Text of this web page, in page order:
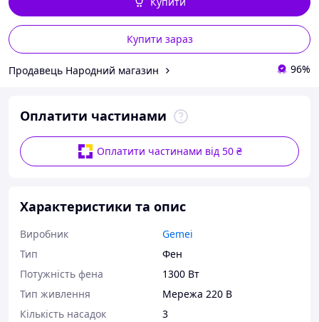
Купити зараз
Продавець Народний магазин 96%
Оплатити частинами
Оплатити частинами від 50 ₴
Характеристики та опис
Виробник
Gemei
Тип
Фен
Потужність фена
1300 Вт
Тип живлення
Мережа 220 В
Кількість насадок
3